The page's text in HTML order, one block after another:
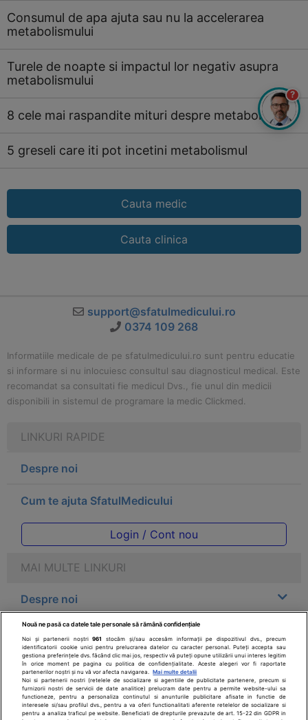
Consumul de apa ajuta sau nu la accelerarea
metabolismului
Turele de noapte si impactul lor negativ asupra
metabolismului
8 cele mai raspandite mituri despre metabolism
5 greseli care iti pot incetini metabolismul
Cauta medic
Cauta clinica
support@sfatulmedicului.ro
0374 109 268
Informatiile medicale de pe sfatulmedicului.ro sunt pentru educatie
si informare si nu inlocuiesc consultul sau diagnosticul medical. Este
recomandat sa consultati fie medicul Dvs., fie unul din medicii
disponibili in sistemul de programare la medic Clickmed.
LINKURI RAPIDE
Despre noi
Cum te ajuta SfatulMedicului
Login / Cont nou
MAI MULTE LINKURI
Despre noi
Legal
Drepturile consumatorului
Parteneri
?
Nouă ne pasă ca datele tale personale să rămână confidențiale
Noi și partenerii noștri961
stocăm și/sau accesăm informații pe dispozitivul dvs., precum
identificatorii cookie unici pentru prelucrarea datelor cu caracter personal. Puteți accepta sau
gestiona preferințele dvs. făcând clic mai jos, respectiv vă puteți opune utilizării unui interes legitim
în orice moment pe pagina cu politica de confidențialitate. Aceste alegeri vor fi raportate
partenerilor noștri și nu vă vor afecta navigarea.
Mai multe detalii
Noi si partenerii nostri (retelele de socializare si agentiile de publicitate partenere, precum si
furnizorii nostri de servicii de date analitice) prelucram date pentru a permite website-ului sa
functioneze, pentru a personaliza continutul si anunturile publicitare afisate in functie de
interesele si/sau profilul dvs., pentru a va oferi functionalitati aferente retelelor de socializare si
pentru a analiza traficul pe website. Beneficiati de drepturile prevazute de art. 15-22 din GDPR in